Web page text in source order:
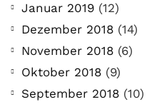
Januar 2019 (12)
Dezember 2018 (14)
November 2018 (6)
Oktober 2018 (9)
September 2018 (10)